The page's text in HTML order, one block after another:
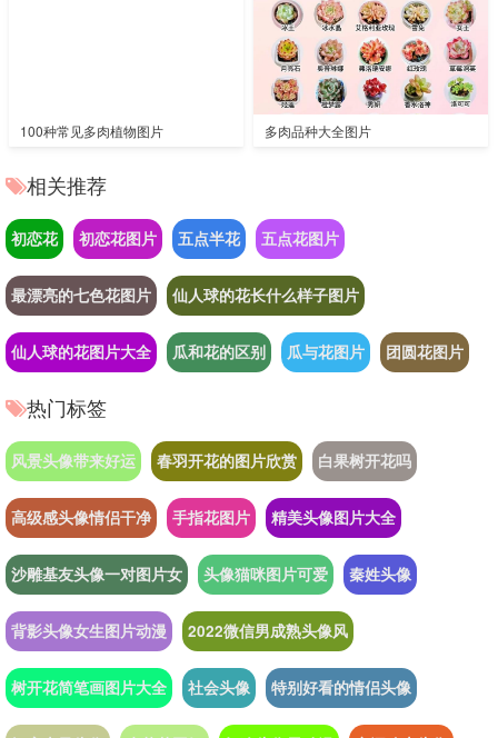
100种常见多肉植物图片 多肉品种大全图片
相关推荐
初恋花 初恋花图片 五点半花 五点花图片
最漂亮的七色花图片 仙人球的花长什么样子图片
仙人球的花图片大全 瓜和花的区别 瓜与花图片 团圆花图片
热门标签
风景头像带来好运 春羽开花的图片欣赏 白果树开花吗
高级感头像情侣干净 手指花图片 精美头像图片大全
沙雕基友头像一对图片女 头像猫咪图片可爱 秦姓头像
背影头像女生图片动漫 2022微信男成熟头像风
树开花简笔画图片大全 社会头像 特别好看的情侣头像